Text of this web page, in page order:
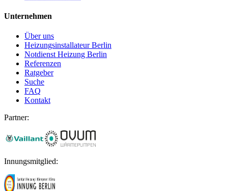
Unternehmen
Über uns
Heizungsinstallateur Berlin
Notdienst Heizung Berlin
Referenzen
Ratgeber
Suche
FAQ
Kontakt
Partner:
Innungsmitglied: